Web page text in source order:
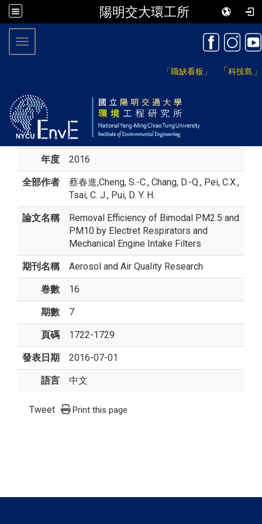
陽明交大環工所
「職缺看板」 「科技島 」
Toggle navigation
年度 2016
全部作者 蔡春進,Cheng, S.-C., Chang, D.-Q., Pei, C.X.,
Tsai, C. J., Pui, D. Y. H.
論文名稱
Removal Efficiency of Bimodal PM2.5 and
PM10 by Electret Respirators and
Mechanical Engine Intake Filters
期刊名稱 Aerosol and Air Quality Research
卷數 16
期數 7
頁碼 1722-1729
發表日期 2016-07-01
語言 中文
Tweet Print this page